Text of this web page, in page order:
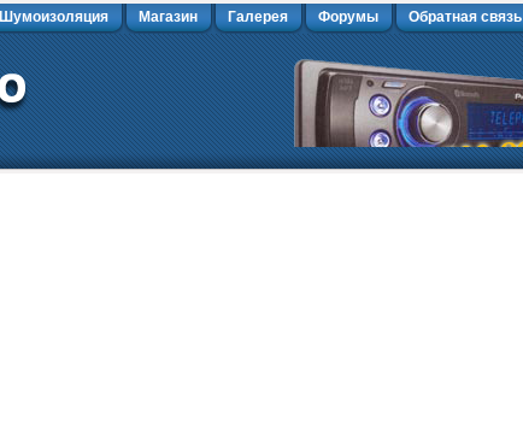
Шумоизоляция Магазин Галерея Форумы Обратная связь